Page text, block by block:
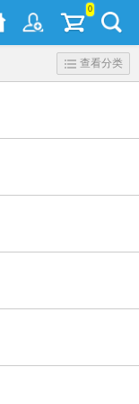
0
查看分类